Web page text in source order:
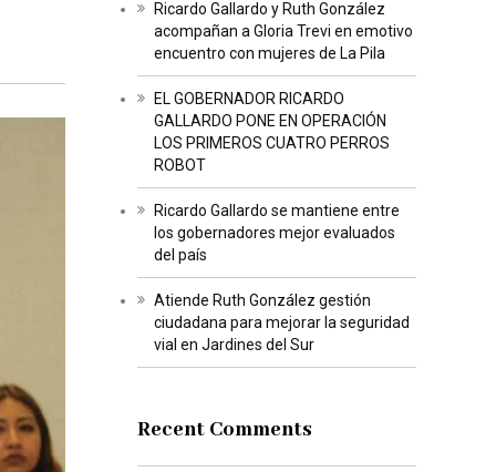
Ricardo Gallardo y Ruth González
acompañan a Gloria Trevi en emotivo
encuentro con mujeres de La Pila
EL GOBERNADOR RICARDO
GALLARDO PONE EN OPERACIÓN
LOS PRIMEROS CUATRO PERROS
ROBOT
Ricardo Gallardo se mantiene entre
los gobernadores mejor evaluados
del país
Atiende Ruth González gestión
ciudadana para mejorar la seguridad
vial en Jardines del Sur
Recent Comments